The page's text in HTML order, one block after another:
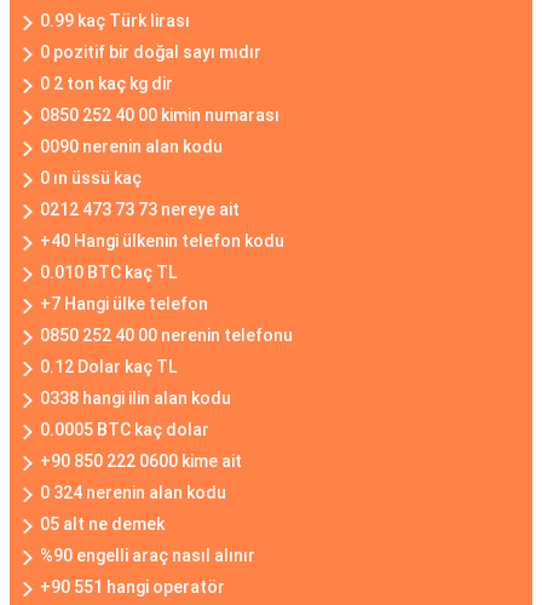
0.99 kaç Türk lirası
0 pozitif bir doğal sayı mıdır
0 2 ton kaç kg dir
0850 252 40 00 kimin numarası
0090 nerenin alan kodu
0 ın üssü kaç
0212 473 73 73 nereye ait
+40 Hangi ülkenin telefon kodu
0.010 BTC kaç TL
+7 Hangi ülke telefon
0850 252 40 00 nerenin telefonu
0.12 Dolar kaç TL
0338 hangi ilin alan kodu
0.0005 BTC kaç dolar
+90 850 222 0600 kime ait
0 324 nerenin alan kodu
05 alt ne demek
%90 engelli araç nasıl alınır
+90 551 hangi operatör